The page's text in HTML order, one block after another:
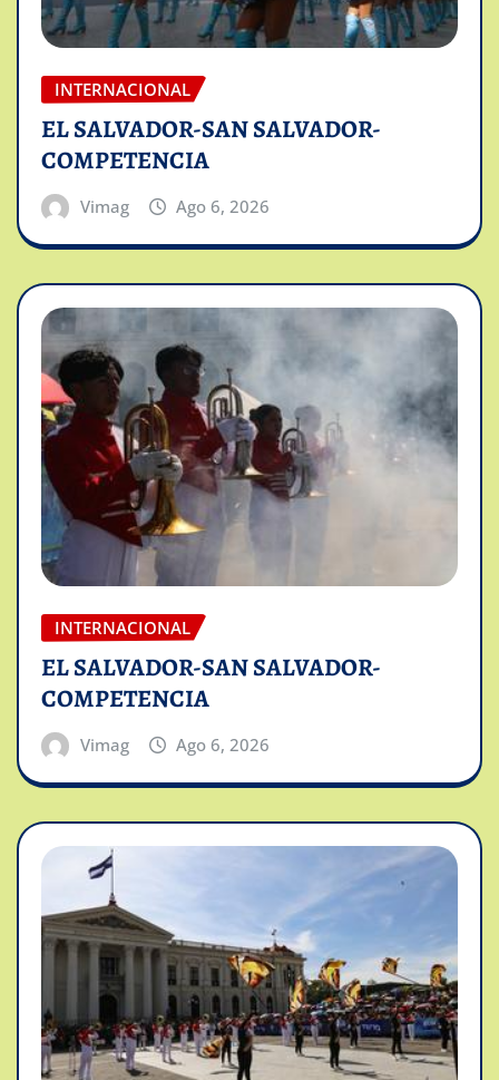
INTERNACIONAL
EL SALVADOR-SAN SALVADOR-
COMPETENCIA
Vimag Ago 6, 2026
INTERNACIONAL
EL SALVADOR-SAN SALVADOR-
COMPETENCIA
Vimag Ago 6, 2026